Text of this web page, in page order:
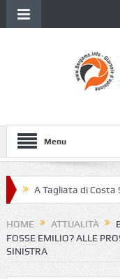
Menu
A Tagliata di Costa
HOME ATTUALITÀ
FOSSE EMILIO? ALLE
SINISTRA